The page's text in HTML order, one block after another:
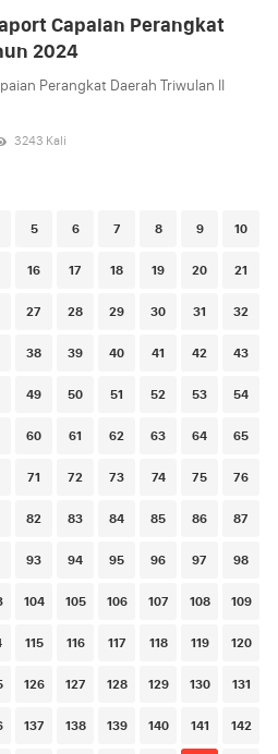
Capaian Perangkat
2024
Perangkat Daerah Triwulan II
3243 Kali
5 6 7 8 9 10
16 17 18 19 20 21
27 28 29 30 31 32
38 39 40 41 42 43
49 50 51 52 53 54
60 61 62 63 64 65
71 72 73 74 75 76
82 83 84 85 86 87
93 94 95 96 97 98
104 105 106 107 108 109
115 116 117 118 119 120
126 127 128 129 130 131
137 138 139 140 141 142